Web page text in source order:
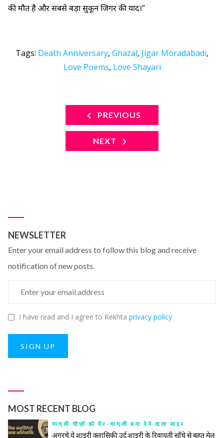
की मौत है और सबसे बड़ा सुकून जिगर की याद।”
Tags: Death Anniversary, Ghazal, Jigar Moradabadi,
Love Poems, Love Shayari
PREVIOUS
NEXT
NEWSLETTER
Enter your email address to follow this blog and receive
notification of new posts.
I have read and I agree to Rekhta privacy policy
SIGN UP
MOST RECENT BLOG
मामूली चीज़ों को ग़ैर-मामूली बना देने वाला शाइर
अगरचे ये शाइरी क्लासिकी उर्दू शाइरी के रिवायती साँचे से बहुत मेल